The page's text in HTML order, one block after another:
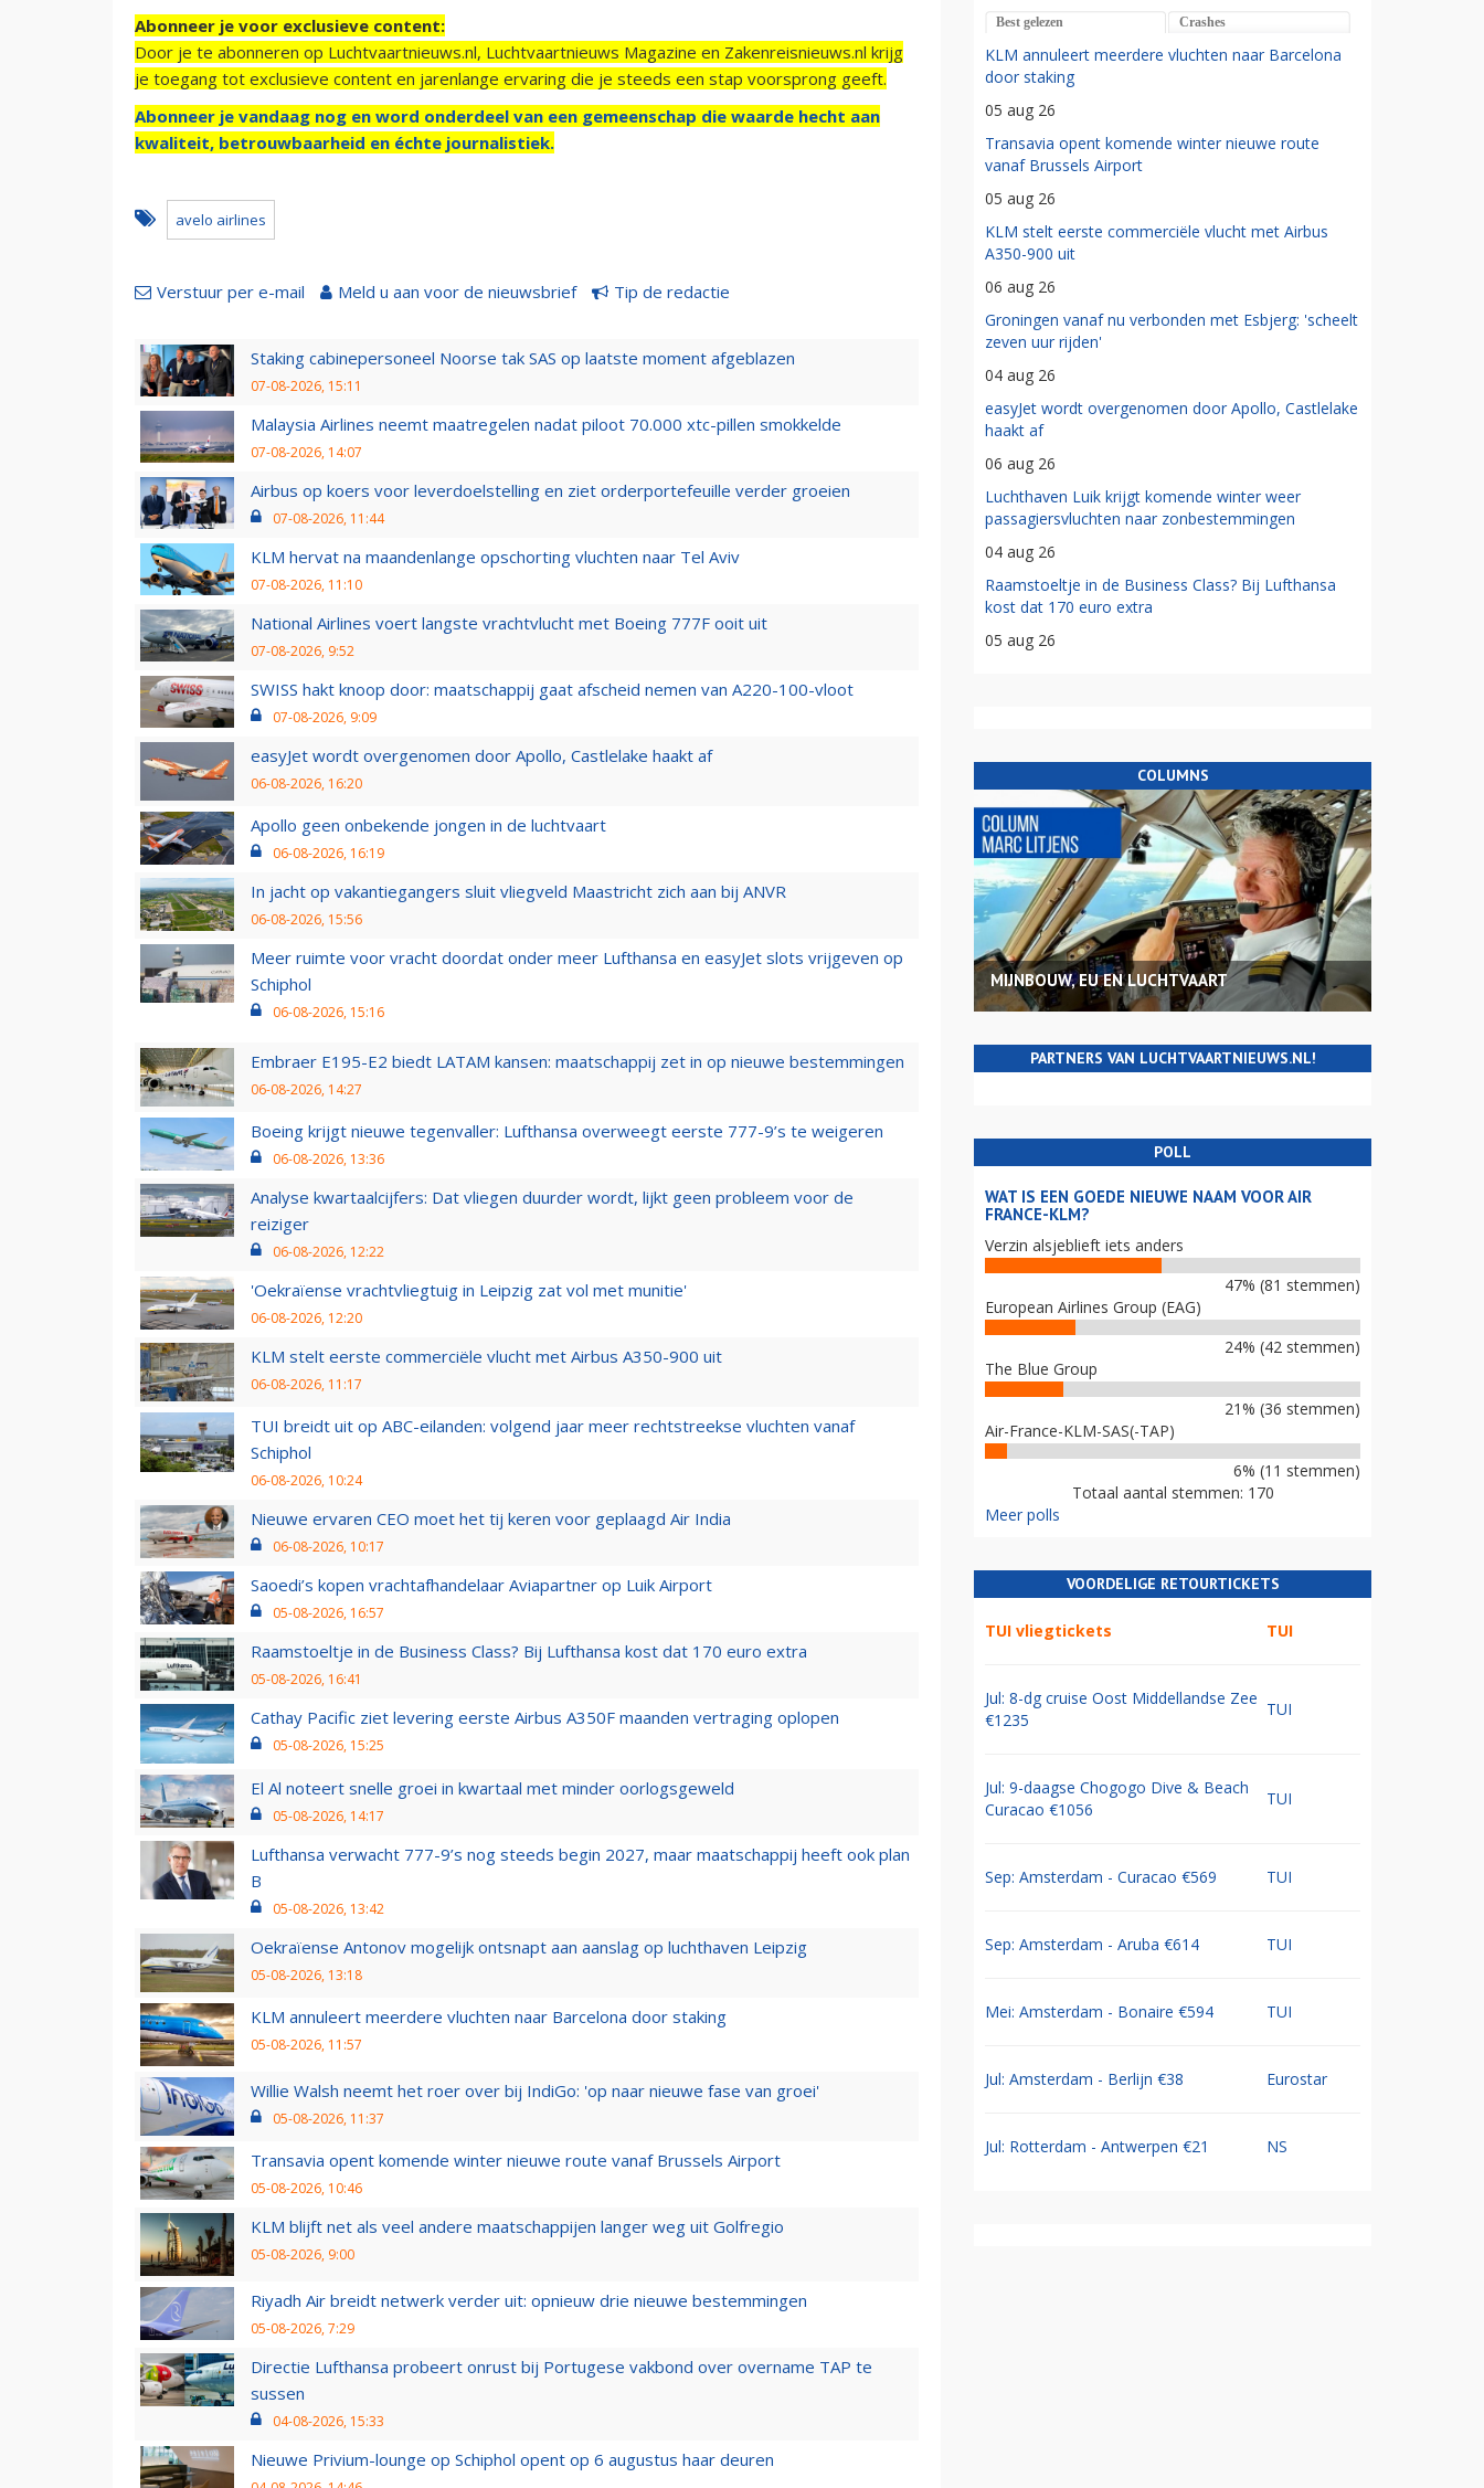
Abonneer je voor exclusieve content:
Door je te abonneren op Luchtvaartnieuws.nl, Luchtvaartnieuws Magazine en Zakenreisnieuws.nl krijg
je toegang tot exclusieve content en jarenlange ervaring die je steeds een stap voorsprong geeft.
Abonneer je vandaag nog en word onderdeel van een gemeenschap die waarde hecht aan
kwaliteit, betrouwbaarheid en échte journalistiek.
avelo airlines
Verstuur per e-mail Meld u aan voor de nieuwsbrief Tip de redactie
Staking cabinepersoneel Noorse tak SAS op laatste moment afgeblazen
07-08-2026, 15:11
Malaysia Airlines neemt maatregelen nadat piloot 70.000 xtc-pillen smokkelde
07-08-2026, 14:07
Airbus op koers voor leverdoelstelling en ziet orderportefeuille verder groeien
07-08-2026, 11:44
KLM hervat na maandenlange opschorting vluchten naar Tel Aviv
07-08-2026, 11:10
National Airlines voert langste vrachtvlucht met Boeing 777F ooit uit
07-08-2026, 9:52
SWISS hakt knoop door: maatschappij gaat afscheid nemen van A220-100-vloot
07-08-2026, 9:09
easyJet wordt overgenomen door Apollo, Castlelake haakt af
06-08-2026, 16:20
Apollo geen onbekende jongen in de luchtvaart
06-08-2026, 16:19
In jacht op vakantiegangers sluit vliegveld Maastricht zich aan bij ANVR
06-08-2026, 15:56
Meer ruimte voor vracht doordat onder meer Lufthansa en easyJet slots vrijgeven op
Schiphol
06-08-2026, 15:16
Embraer E195-E2 biedt LATAM kansen: maatschappij zet in op nieuwe bestemmingen
06-08-2026, 14:27
Boeing krijgt nieuwe tegenvaller: Lufthansa overweegt eerste 777-9’s te weigeren
06-08-2026, 13:36
Analyse kwartaalcijfers: Dat vliegen duurder wordt, lijkt geen probleem voor de
reiziger
06-08-2026, 12:22
'Oekraïense vrachtvliegtuig in Leipzig zat vol met munitie'
06-08-2026, 12:20
KLM stelt eerste commerciële vlucht met Airbus A350-900 uit
06-08-2026, 11:17
TUI breidt uit op ABC-eilanden: volgend jaar meer rechtstreekse vluchten vanaf
Schiphol
06-08-2026, 10:24
Nieuwe ervaren CEO moet het tij keren voor geplaagd Air India
06-08-2026, 10:17
Saoedi’s kopen vrachtafhandelaar Aviapartner op Luik Airport
05-08-2026, 16:57
Raamstoeltje in de Business Class? Bij Lufthansa kost dat 170 euro extra
05-08-2026, 16:41
Cathay Pacific ziet levering eerste Airbus A350F maanden vertraging oplopen
05-08-2026, 15:25
El Al noteert snelle groei in kwartaal met minder oorlogsgeweld
05-08-2026, 14:17
Lufthansa verwacht 777-9’s nog steeds begin 2027, maar maatschappij heeft ook plan
B
05-08-2026, 13:42
Oekraïense Antonov mogelijk ontsnapt aan aanslag op luchthaven Leipzig
05-08-2026, 13:18
KLM annuleert meerdere vluchten naar Barcelona door staking
05-08-2026, 11:57
Willie Walsh neemt het roer over bij IndiGo: 'op naar nieuwe fase van groei'
05-08-2026, 11:37
Transavia opent komende winter nieuwe route vanaf Brussels Airport
05-08-2026, 10:46
KLM blijft net als veel andere maatschappijen langer weg uit Golfregio
05-08-2026, 9:00
Riyadh Air breidt netwerk verder uit: opnieuw drie nieuwe bestemmingen
05-08-2026, 7:29
Directie Lufthansa probeert onrust bij Portugese vakbond over overname TAP te
sussen
04-08-2026, 15:33
Nieuwe Privium-lounge op Schiphol opent op 6 augustus haar deuren
Best gelezen Crashes
KLM annuleert meerdere vluchten naar Barcelona
door staking
05 aug 26
Transavia opent komende winter nieuwe route
vanaf Brussels Airport
05 aug 26
KLM stelt eerste commerciële vlucht met Airbus
A350-900 uit
06 aug 26
Groningen vanaf nu verbonden met Esbjerg: 'scheelt
zeven uur rijden'
04 aug 26
easyJet wordt overgenomen door Apollo, Castlelake
haakt af
06 aug 26
Luchthaven Luik krijgt komende winter weer
passagiersvluchten naar zonbestemmingen
04 aug 26
Raamstoeltje in de Business Class? Bij Lufthansa
kost dat 170 euro extra
05 aug 26
COLUMNS
MIJNBOUW, EU EN LUCHTVAART
PARTNERS VAN LUCHTVAARTNIEUWS.NL!
POLL
WAT IS EEN GOEDE NIEUWE NAAM VOOR AIR
FRANCE-KLM?
Verzin alsjeblieft iets anders
47% (81 stemmen)
European Airlines Group (EAG)
24% (42 stemmen)
The Blue Group
21% (36 stemmen)
Air-France-KLM-SAS(-TAP)
6% (11 stemmen)
Totaal aantal stemmen: 170
Meer polls
VOORDELIGE RETOURTICKETS
TUI vliegtickets TUI
Jul: 8-dg cruise Oost Middellandse Zee
€1235
TUI
Jul: 9-daagse Chogogo Dive & Beach
Curacao €1056
TUI
Sep: Amsterdam - Curacao €569 TUI
Sep: Amsterdam - Aruba €614 TUI
Mei: Amsterdam - Bonaire €594 TUI
Jul: Amsterdam - Berlijn €38 Eurostar
Jul: Rotterdam - Antwerpen €21 NS